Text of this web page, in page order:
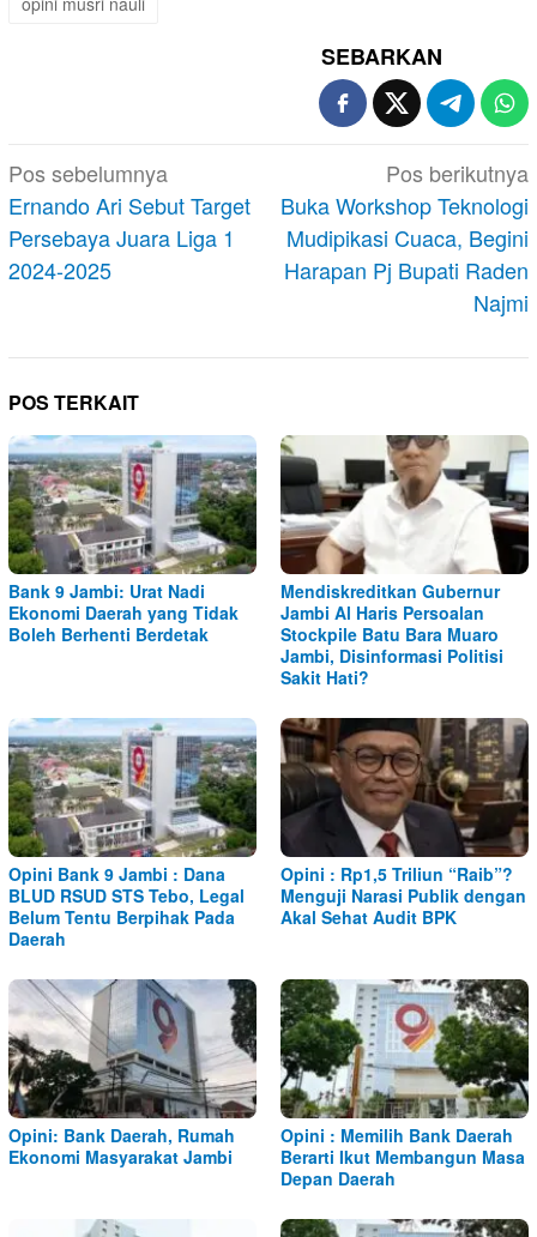
SEBARKAN
Navigasi
pos
Pos sebelumnya
Ernando Ari Sebut Target
Persebaya Juara Liga 1
2024-2025
Pos berikutnya
Buka Workshop Teknologi
Mudipikasi Cuaca, Begini
Harapan Pj Bupati Raden
Najmi
POS TERKAIT
Bank 9 Jambi: Urat Nadi
Ekonomi Daerah yang Tidak
Boleh Berhenti Berdetak
Mendiskreditkan Gubernur
Jambi Al Haris Persoalan
Stockpile Batu Bara Muaro
Jambi, Disinformasi Politisi
Sakit Hati?
Opini Bank 9 Jambi : Dana
BLUD RSUD STS Tebo, Legal
Belum Tentu Berpihak Pada
Daerah
Opini : Rp1,5 Triliun “Raib”?
Menguji Narasi Publik dengan
Akal Sehat Audit BPK
Opini: Bank Daerah, Rumah
Ekonomi Masyarakat Jambi
Opini : Memilih Bank Daerah
Berarti Ikut Membangun Masa
Depan Daerah